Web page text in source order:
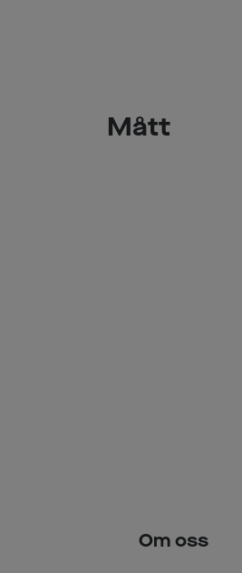
Mått
Om oss